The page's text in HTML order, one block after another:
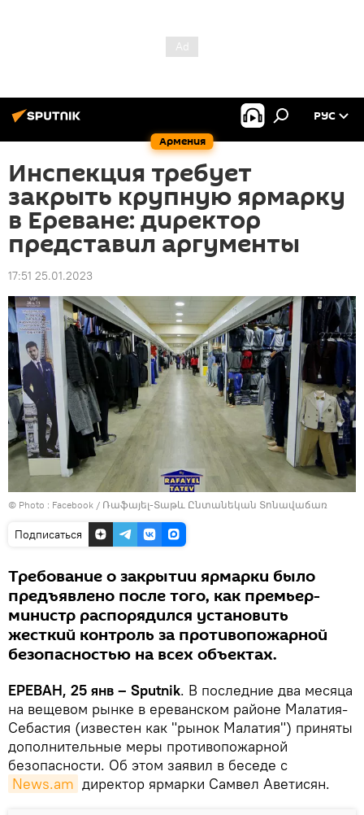
Армения
РУС
Инспекция требует
закрыть крупную ярмарку
в Ереване: директор
представил аргументы
17:51 25.01.2023
© Photo : Facebook / Ռաֆայել-Տաթև Ընտանեկան Տոնավաճառ
Подписаться
Требование о закрытии ярмарки было
предъявлено после того, как премьер-
министр распорядился установить
жесткий контроль за противопожарной
безопасностью на всех объектах.
ЕРЕВАН, 25 янв – Sputnik. В последние два месяца
на вещевом рынке в ереванском районе Малатия-
Себастия (известен как "рынок Малатия") приняты
дополнительные меры противопожарной
безопасности. Об этом заявил в беседе с
News.am директор ярмарки Самвел Аветисян.